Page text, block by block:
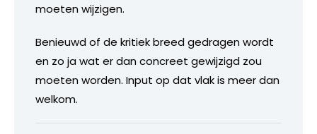
moeten wijzigen.
Benieuwd of de kritiek breed gedragen wordt
en zo ja wat er dan concreet gewijzigd zou
moeten worden. Input op dat vlak is meer dan
welkom.